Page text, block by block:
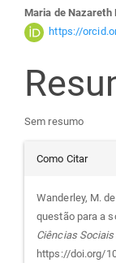
do
artigo
Maria de Nazareth
https://
Sem resumo
do
Como Citar
Wanderley, M.
questão para a
Ciências
https://doi.org/